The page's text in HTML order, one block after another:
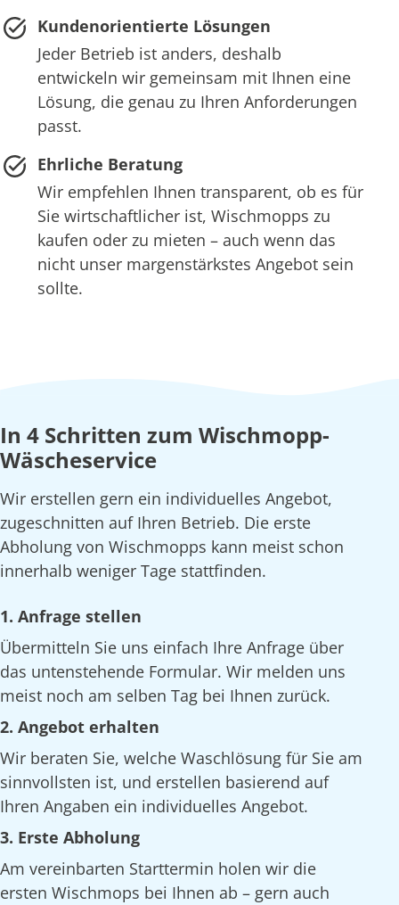
Kundenorientierte Lösungen
Jeder Betrieb ist anders, deshalb
entwickeln wir gemeinsam mit Ihnen eine
Lösung, die genau zu Ihren Anforderungen
passt.
Ehrliche Beratung
Wir empfehlen Ihnen transparent, ob es für
Sie wirtschaftlicher ist, Wischmopps zu
kaufen oder zu mieten – auch wenn das
nicht unser margenstärkstes Angebot sein
sollte.
In 4 Schritten zum Wischmopp-
Wäscheservice
Wir erstellen gern ein individuelles Angebot,
zugeschnitten auf Ihren Betrieb. Die erste
Abholung von Wischmopps kann meist schon
innerhalb weniger Tage stattfinden.
1. Anfrage stellen
Übermitteln Sie uns einfach Ihre Anfrage über
das untenstehende Formular. Wir melden uns
meist noch am selben Tag bei Ihnen zurück.
2. Angebot erhalten
Wir beraten Sie, welche Waschlösung für Sie am
sinnvollsten ist, und erstellen basierend auf
Ihren Angaben ein individuelles Angebot.
3. Erste Abholung
Am vereinbarten Starttermin holen wir die
ersten Wischmops bei Ihnen ab – gern auch